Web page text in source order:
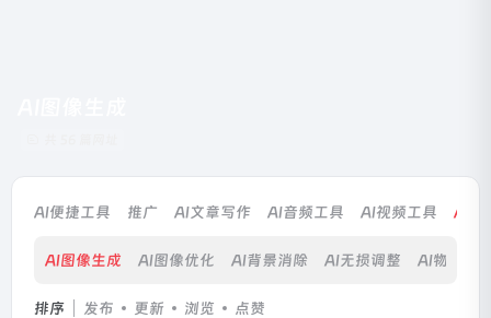
AI便捷工具 推广 AI文章写作 AI音频工具 AI视频工具 AI图
AI图像生成 AI图像优化 AI背景消除 AI无损调整 AI物体消
排序 发布 更新 浏览 点赞